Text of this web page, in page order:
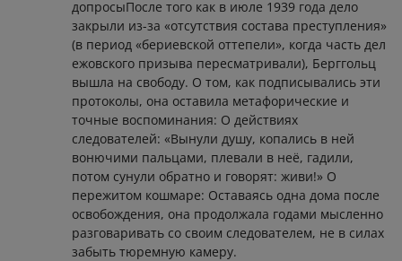
допросыПосле того как в июле 1939 года дело
закрыли из-за «отсутствия состава преступления»
(в период «бериевской оттепели», когда часть дел
ежовского призыва пересматривали), Берггольц
вышла на свободу. О том, как подписывались эти
протоколы, она оставила метафорические и
точные воспоминания: О действиях
следователей: «Вынули душу, копались в ней
вонючими пальцами, плевали в неё, гадили,
потом сунули обратно и говорят: живи!» О
пережитом кошмаре: Оставаясь одна дома после
освобождения, она продолжала годами мысленно
разговаривать со своим следователем, не в силах
забыть тюремную камеру.